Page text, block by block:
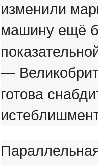
изменили
машину ещё
—
готова